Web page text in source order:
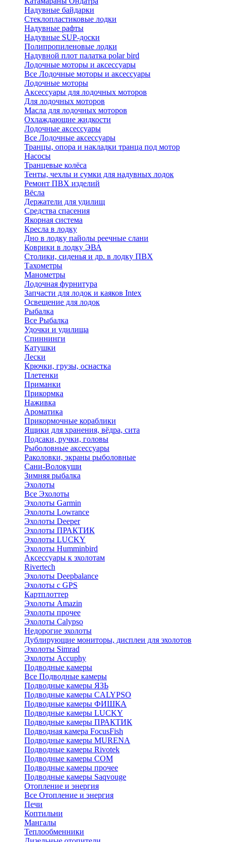
Надувные байдарки
Стеклопластиковые лодки
Надувные рафты
Надувные SUP-доски
Полипропиленовые лодки
Надувной плот палатка polar bird
Лодочные моторы и аксессуары
Все Лодочные моторы и аксессуары
Лодочные моторы
Аксессуары для лодочных моторов
Для лодочных моторов
Масла для лодочных моторов
Охлаждающие жидкости
Лодочные аксессуары
Все Лодочные аксессуары
Транцы, опора и накладки транца под мотор
Насосы
Транцевые колёса
Тенты, чехлы и сумки для надувных лодок
Ремонт ПВХ изделий
Вёсла
Держатели для удилищ
Средства спасения
Якорная система
Кресла в лодку
Дно в лодку пайолы реечные слани
Коврики в лодку ЭВА
Столики, сиденья и др. в лодку ПВХ
Тахометры
Манометры
Лодочная фурнитура
Запчасти для лодок и каяков Intex
Освещение для лодок
Рыбалка
Все Рыбалка
Удочки и удилища
Спиннинги
Катушки
Лески
Крючки, грузы, оснастка
Плетенки
Приманки
Прикормка
Наживка
Ароматика
Прикормочные кораблики
Ящики для хранения, вёдра, сита
Подсаки, ручки, головы
Рыболовные аксессуары
Раколовки, экраны рыболовные
Сани-Волокуши
Зимняя рыбалка
Эхолоты
Все Эхолоты
Эхолоты Garmin
Эхолоты Lowrance
Эхолоты Deeper
Эхолоты ПРАКТИК
Эхолоты LUCKY
Эхолоты Humminbird
Аксессуары к эхолотам
Rivertech
Эхолоты Deepbalance
Эхолоты с GPS
Картплоттер
Эхолоты Amazin
Эхолоты прочее
Эхолоты Calypso
Недорогие эхолоты
Дублирующие мониторы, дисплеи для эхолотов
Эхолоты Simrad
Эхолоты Accuphy
Подводные камеры
Все Подводные камеры
Подводные камеры ЯЗЬ
Подводные камеры CALYPSO
Подводные камеры ФИШКА
Подводные камеры LUCKY
Подводные камеры ПРАКТИК
Подводная камера FocusFish
Подводные камеры MURENA
Подводные камеры Rivotek
Подводные камеры СОМ
Подводные камеры прочее
Подводные камеры Saqvouge
Отопление и энергия
Все Отопление и энергия
Печи
Коптильни
Мангалы
Теплообменники